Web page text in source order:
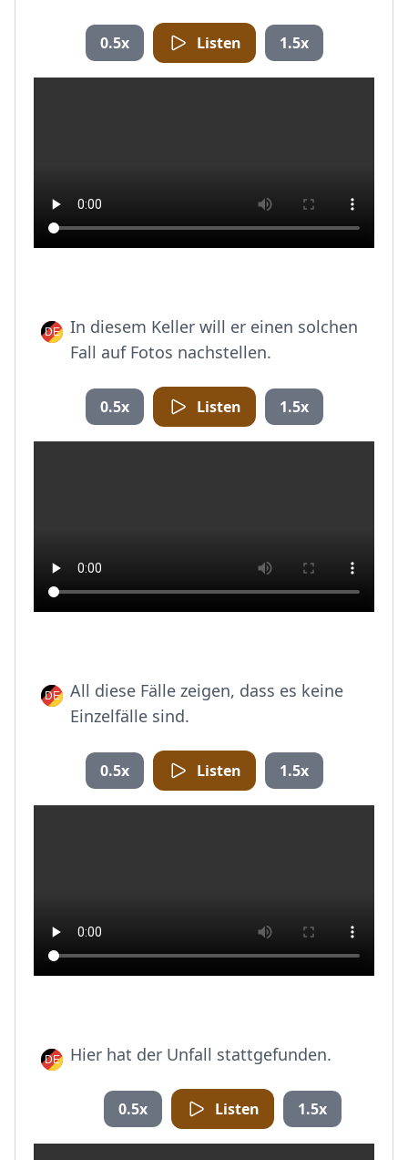
0.5x Listen 1.5x
In diesem Keller will er einen solchen
Fall auf Fotos nachstellen.
0.5x Listen 1.5x
All diese Fälle zeigen, dass es keine
Einzelfälle sind.
0.5x Listen 1.5x
Hier hat der Unfall stattgefunden.
0.5x Listen 1.5x